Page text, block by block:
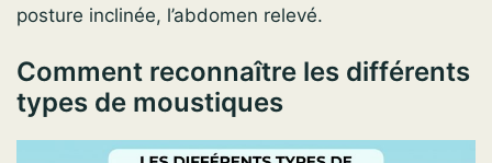
posture inclinée, l’abdomen relevé.
Comment reconnaître les différents
types de moustiques